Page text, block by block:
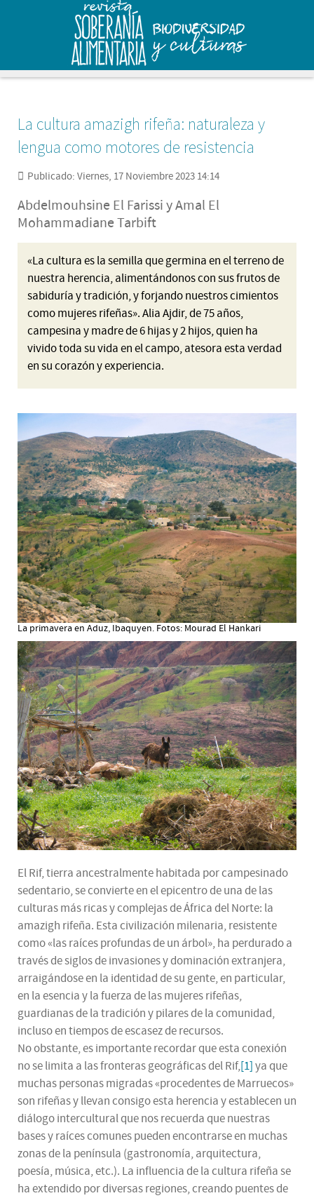
La cultura amazigh rifeña: naturaleza y
lengua como motores de resistencia
Publicado: Viernes, 17 Noviembre 2023 14:14
Abdelmouhsine El Farissi y Amal El
Mohammadiane Tarbift
«La cultura es la semilla que germina en el terreno de
nuestra herencia, alimentándonos con sus frutos de
sabiduría y tradición, y forjando nuestros cimientos
como mujeres rifeñas». Alia Ajdir, de 75 años,
campesina y madre de 6 hijas y 2 hijos, quien ha
vivido toda su vida en el campo, atesora esta verdad
en su corazón y experiencia.
La primavera en Aduz, Ibaquyen. Fotos: Mourad El Hankari
El Rif, tierra ancestralmente habitada por campesinado
sedentario, se convierte en el epicentro de una de las
culturas más ricas y complejas de África del Norte: la
amazigh rifeña. Esta civilización milenaria, resistente
como «las raíces profundas de un árbol», ha perdurado a
través de siglos de invasiones y dominación extranjera,
arraigándose en la identidad de su gente, en particular,
en la esencia y la fuerza de las mujeres rifeñas,
guardianas de la tradición y pilares de la comunidad,
incluso en tiempos de escasez de recursos.
No obstante, es importante recordar que esta conexión
no se limita a las fronteras geográficas del Rif,[1]ya que
muchas personas migradas «procedentes de Marruecos»
son rifeñas y llevan consigo esta herencia y establecen un
diálogo intercultural que nos recuerda que nuestras
bases y raíces comunes pueden encontrarse en muchas
zonas de la península (gastronomía, arquitectura,
poesía, música, etc.). La influencia de la cultura rifeña se
ha extendido por diversas regiones, creando puentes de